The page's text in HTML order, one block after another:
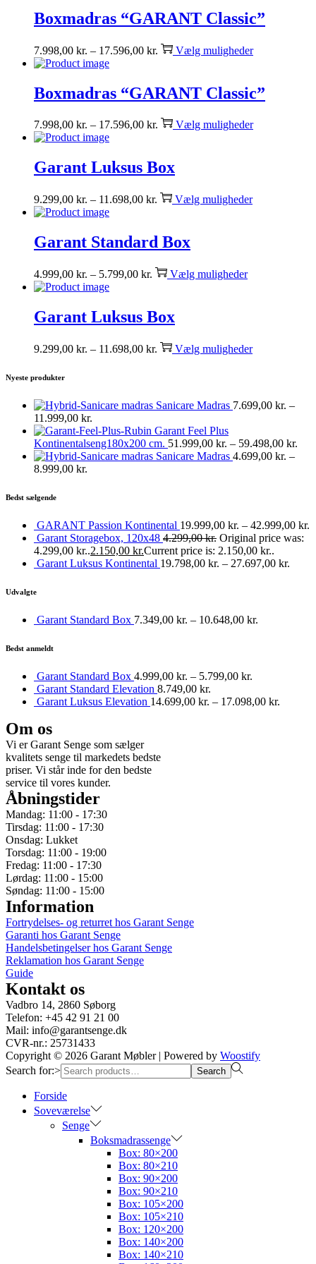
Boxmadras “GARANT Classic”
7.998,00 kr. – 17.596,00 kr. Vælg muligheder
Boxmadras “GARANT Classic”
7.998,00 kr. – 17.596,00 kr. Vælg muligheder
Garant Luksus Box
9.299,00 kr. – 11.698,00 kr. Vælg muligheder
Garant Standard Box
4.999,00 kr. – 5.799,00 kr. Vælg muligheder
Garant Luksus Box
9.299,00 kr. – 11.698,00 kr. Vælg muligheder
Nyeste produkter
Sanicare Madras 7.699,00 kr. –
11.999,00 kr.
Garant Feel Plus
Kontinentalseng180x200 cm. 51.999,00 kr. – 59.498,00 kr.
Sanicare Madras 4.699,00 kr. –
8.999,00 kr.
Bedst sælgende
GARANT Passion Kontinental 19.999,00 kr. – 42.999,00 kr.
Garant Storagebox, 120x48 4.299,00kr. Original price was:
4.299,00 kr..2.150,00 kr.Current price is: 2.150,00 kr..
Garant Luksus Kontinental 19.798,00 kr. – 27.697,00 kr.
Udvalgte
Garant Standard Box 7.349,00 kr. – 10.648,00 kr.
Bedst anmeldt
Garant Standard Box 4.999,00 kr. – 5.799,00 kr.
Garant Standard Elevation 8.749,00 kr.
Garant Luksus Elevation 14.699,00 kr. – 17.098,00 kr.
Om os
Vi er Garant Senge som sælger
kvalitets senge til markedets bedste
priser. Vi står inde for den bedste
service til vores kunder.
Åbningstider
Mandag: 11:00 - 17:30
Tirsdag: 11:00 - 17:30
Onsdag: Lukket
Torsdag: 11:00 - 19:00
Fredag: 11:00 - 17:30
Lørdag: 11:00 - 15:00
Søndag: 11:00 - 15:00
Information
Fortrydelses- og returret hos Garant Senge
Garanti hos Garant Senge
Handelsbetingelser hos Garant Senge
Reklamation hos Garant Senge
Guide
Kontakt os
Vadbro 14, 2860 Søborg
Telefon: +45 42 91 21 00
Mail: info@garantsenge.dk
CVR-nr.: 25731433
Copyright © 2026 Garant Møbler| Powered by Woostify
Search for:>
Search
Forside
Soveværelse
Senge
Boksmadrassenge
Box: 80×200
Box: 80×210
Box: 90×200
Box: 90×210
Box: 105×200
Box: 105×210
Box: 120×200
Box: 140×200
Box: 140×210